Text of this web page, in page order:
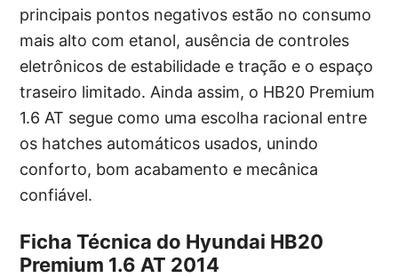
principais pontos negativos estão no consumo
mais alto com etanol, ausência de controles
eletrônicos de estabilidade e tração e o espaço
traseiro limitado. Ainda assim, o HB20 Premium
1.6 AT segue como uma escolha racional entre
os hatches automáticos usados, unindo
conforto, bom acabamento e mecânica
confiável.
Ficha Técnica do Hyundai HB20
Premium 1.6 AT 2014